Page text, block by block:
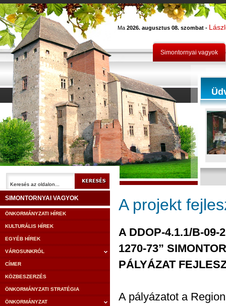
Ma 2026. augusztus 08. szombat -
Simontornyai vagyok
SIMONTORNYAI VAGYOK
ÖNKORMÁNYZATI HÍREK
KULTURÁLIS HÍREK
EGYÉB HÍREK
VÁROSUNKRÓL
CÍMER
KÖZBESZERZÉS
ÖNKORMÁNYZATI STRATÉGIA
ÖNKORMÁNYZAT
A projekt
A DDOP-4.1.1/B-09-
1270-73”
PÁLYÁZAT
A pályázatot a